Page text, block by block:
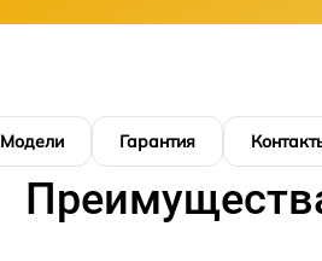
Модели Гарантия